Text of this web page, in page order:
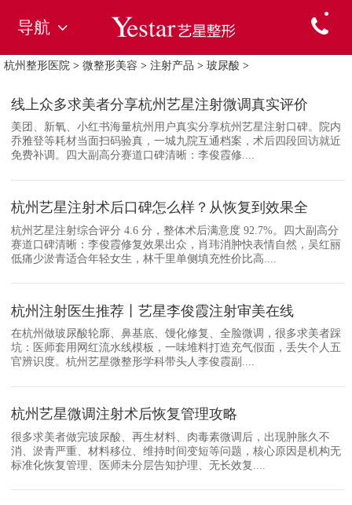
导航
杭州整形医院 > 微整形美容 > 注射产品 > 玻尿酸 >
线上众多求美者分享杭州艺星注射微调真实评价
美团、新氧、小红书海量杭州用户真实分享杭州艺星注射口碑。院内
乔雅登等耗材当面扫码验真，一城九院互通档案，术后四段回访就近
免费补调。四大副高分赛道口碑清晰：李俊霞修....
杭州艺星注射术后口碑怎么样？从恢复到效果全
杭州艺星注射综合评分 4.6 分，整体术后满意度 92.7%。四大副高分
赛道口碑清晰：李俊霞修复效果出众，肖玮消肿快表情自然，吴红丽
低痛少淤青适合年轻女生，林千里单侧填充性价比高....
杭州注射医生推荐丨艺星李俊霞注射审美在线
在杭州做玻尿酸轮廓、鼻基底、馒化修复、全脸微调，很多求美者踩
坑：医师套用网红流水线模板，一味堆料打造充气假面，丢失个人五
官辨识度。杭州艺星微整形学科带头人李俊霞副....
杭州艺星微调注射术后恢复管理攻略
很多求美者做完玻尿酸、再生材料、肉毒素微调后，出现肿胀久不
消、淤青严重、材料移位、维持时间变短等问题，核心原因是机构无
标准化恢复管理、医师未分层告知护理、无长效复....